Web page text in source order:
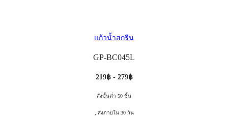
แก้วน้ำสกรีน
GP-BC045L
219฿ - 279฿
สั่งขั้นต่ำ 50 ชิ้น
, ส่งภายใน 30 วัน